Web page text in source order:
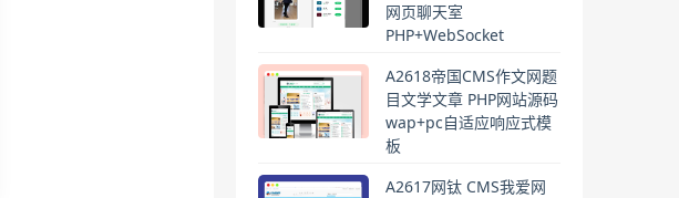
网页聊天室
PHP+WebSocket
A2618帝国CMS作文网题
目文学文章 PHP网站源码
wap+pc自适应响应式模
板
A2617网钛 CMS我爱网